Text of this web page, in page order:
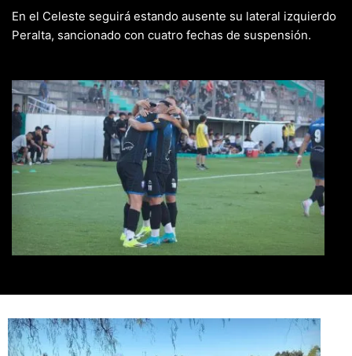
En el Celeste seguirá estando ausente su lateral izquierdo
Peralta, sancionado con cuatro fechas de suspensión.